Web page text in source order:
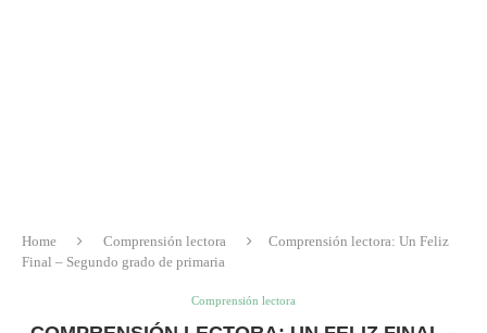
Home Comprensión lectora
Comprensión lectora: Un Feliz
Final – Segundo grado de primaria
Comprensión lectora